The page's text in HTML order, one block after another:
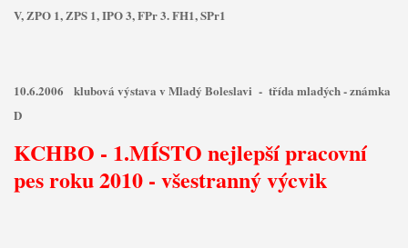
V, ZPO 1, ZPS 1, IPO 3, FPr 3. FH1, SPr1
10.6.2006 klubová výstava v Mladý Boleslavi - třída mladých - známka
D
KCHBO - 1.MÍSTO nejlepší pracovní
pes roku 2010 - všestranný výcvik